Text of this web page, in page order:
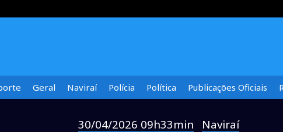
Geral Naviraí Polícia Política Publicações Oficiais
30/04/2026 09h33min Naviraí